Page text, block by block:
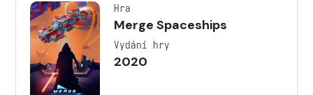
Hra
Merge Spaceships
Vydání hry
2020